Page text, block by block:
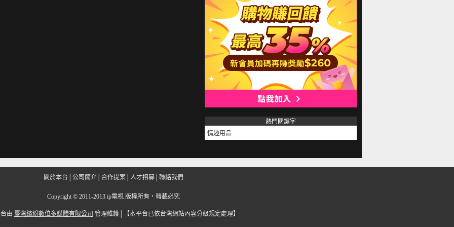
熱門關鍵字
情趣用品
關於本台 公司簡介 合作提案 人才招募 聯絡我們
Copyright © 2011-2013 ip電視 版權所有‧轉載必究
由 臺灣繽紛數位多媒體有限公司 管理維護│ 【本平台已依台灣網站內容分級規定處理】